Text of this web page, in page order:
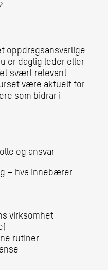
oppdragsansvarlige
er daglig leder eller
svært relevant
være aktuelt for
som bidrar i
og ansvar
– hva innebærer
virksomhet
rutiner